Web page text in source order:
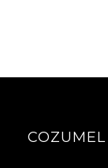
COZUMEL